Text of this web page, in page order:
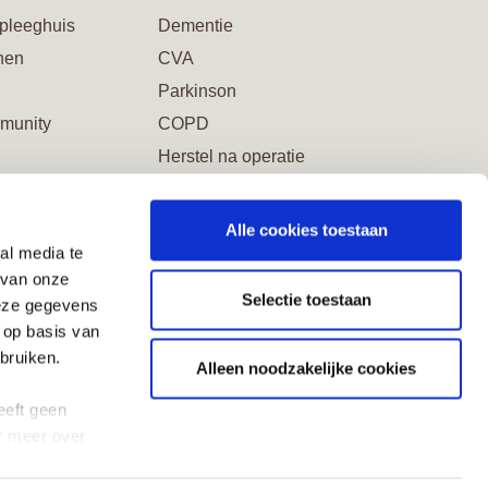
media te
onze
gegevens
basis van
geen
over
Alle cookies toestaan
Selectie toestaan
Alleen noodzakelijke cookies
Vriend
Dementie
CVA
Parkinson
COPD
Herstel na operatie